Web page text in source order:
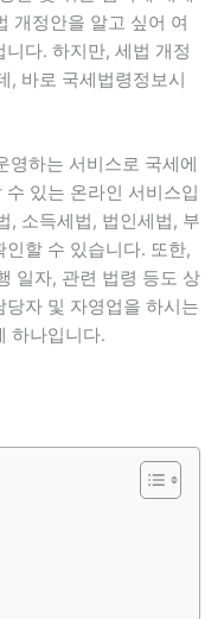
개정안을 알고 싶어 여
다. 하지만, 세법 개정
, 바로 국세법령정보시
영하는 서비스로 국세에
있는 온라인 서비스입
, 소득세법, 법인세법, 부
할 수 있습니다. 또한,
일자, 관련 법령 등도 상
자 및 자영업을 하시는
하나입니다.